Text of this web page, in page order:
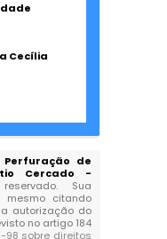
Cecília
Perfuração de
Cercado -
Sua
mesmo citando
autorização do
no artigo 184
98 sobre direitos